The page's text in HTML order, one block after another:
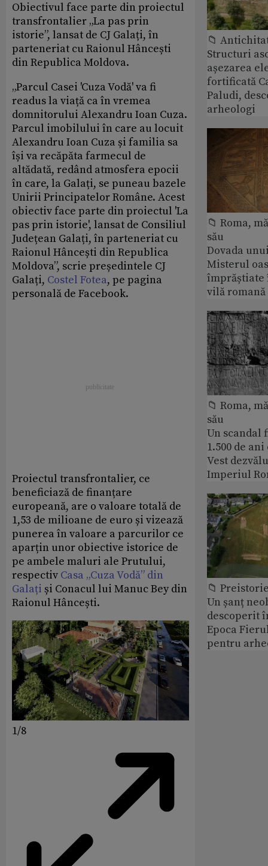
Obiectivul face parte din proiectul
transfrontalier „La pas prin
istorie”, lansat de CJ Galați, în
parteneriat cu Raionul Hâncești
din Republica Moldova.
„Parcul Casei 'Cuza Vodă' va fi
readus la viață ca în vremea
domnitorului Alexandru Ioan Cuza.
Parcul imobilului în care au locuit
Alexandru Ioan Cuza și familia sa
își va recăpăta farmecul de
altădată, redând atmosfera epocii
în care, la Galați, se puneau bazele
Unirii Principatelor Române. Acest
obiectiv face parte din proiectul 'La
pas prin istorie', lansat de Consiliul
Județean Galați, în parteneriat cu
Raionul Hâncești din Republica
Moldova”, scrie președintele CJ
Galați, Costel Fotea, pe pagina
personală de Facebook.
Proiectul transfrontalier, ce
beneficiază de finanțare
europeană, are o valoare totală de
1,53 de milioane de euro și vizează
punerea în valoare a parcurilor ce
aparțin unor obiective istorice de
pe ambele maluri ale Prutului,
respectiv Casa „Cuza Vodă” din
Galați și Conacul lui Manuc Bey din
Raionul Hâncești.
1/8
📁
Structuri
așezarea
fortificată
Paludi,
arheologi
📁 Roma,
său
Dovada
Misterul
împrăștiate
vilă romană
📁 Roma,
său
Un scandal
1.500 de
Vest
Imperiul
📁
Un șanț
descoperit
Epoca
pentru